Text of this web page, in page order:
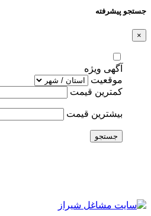
جستجو پیشرفته
×
آگهی ویژه
موقعیت
کمترین قیمت
بیشترین قیمت
جستجو